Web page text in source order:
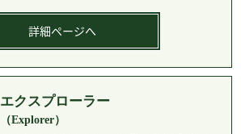
詳細ページへ
エクスプローラー
（Explorer）